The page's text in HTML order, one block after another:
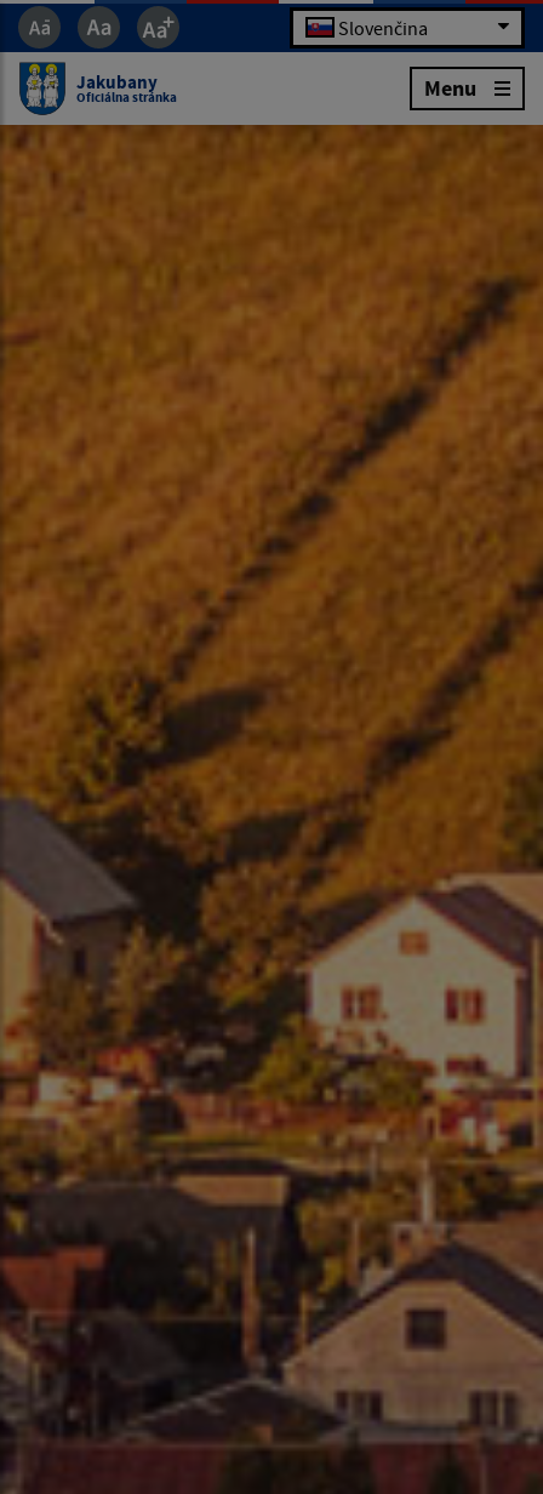
Slovenčina
Jakubany
Oficiálna stránka Menu